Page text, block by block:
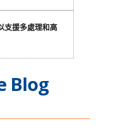
支援多處理和高
Blog